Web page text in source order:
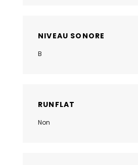
NIVEAU SONORE
B
RUNFLAT
Non